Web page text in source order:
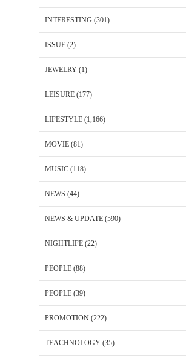
INTERESTING (301)
ISSUE (2)
JEWELRY (1)
LEISURE (177)
LIFESTYLE (1,166)
MOVIE (81)
MUSIC (118)
NEWS (44)
NEWS & UPDATE (590)
NIGHTLIFE (22)
PEOPLE (88)
PEOPLE (39)
PROMOTION (222)
TEACHNOLOGY (35)